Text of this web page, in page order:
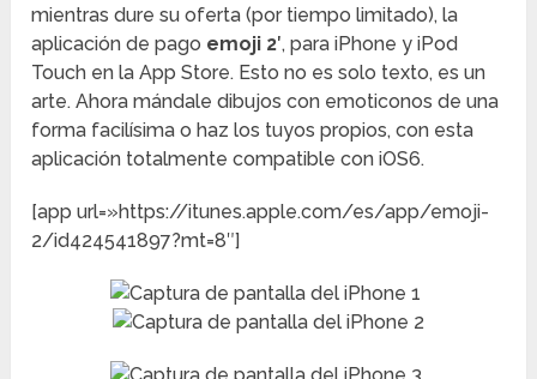
mientras dure su oferta (por tiempo limitado), la
aplicación de pago emoji 2′, para iPhone y iPod
Touch en la App Store. Esto no es solo texto, es un
arte. Ahora mándale dibujos con emoticonos de una
forma facilísima o haz los tuyos propios, con esta
aplicación totalmente compatible con iOS6.
[app url=»https://itunes.apple.com/es/app/emoji-
2/id424541897?mt=8″]